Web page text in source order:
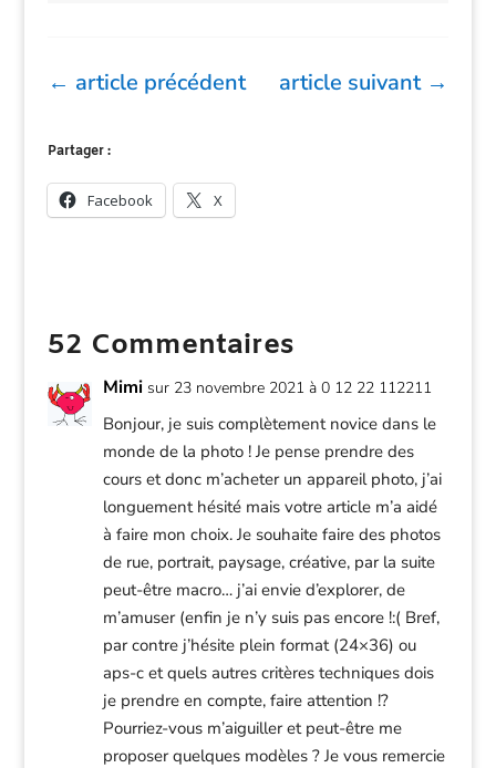
← article précédent article suivant→
Partager :
Facebook X
52 Commentaires
Mimi sur 23 novembre 2021 à 0 12 22 112211
Bonjour, je suis complètement novice dans le
monde de la photo ! Je pense prendre des
cours et donc m’acheter un appareil photo, j’ai
longuement hésité mais votre article m’a aidé
à faire mon choix. Je souhaite faire des photos
de rue, portrait, paysage, créative, par la suite
peut-être macro… j’ai envie d’explorer, de
m’amuser (enfin je n’y suis pas encore !:( Bref,
par contre j’hésite plein format (24×36) ou
aps-c et quels autres critères techniques dois
je prendre en compte, faire attention !?
Pourriez-vous m’aiguiller et peut-être me
proposer quelques modèles ? Je vous remercie